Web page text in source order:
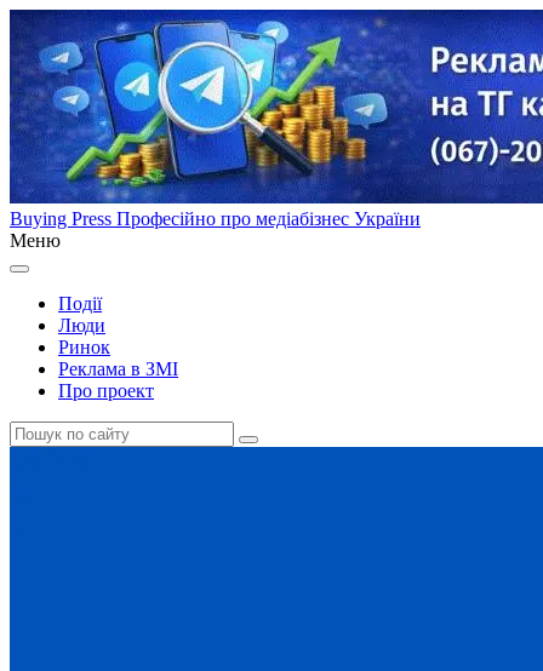
Buying Press Професійно про медіабізнес України
Меню
Події
Люди
Ринок
Реклама в ЗМІ
Про проект